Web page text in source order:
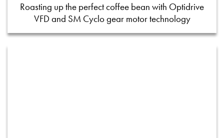
Roasting up the perfect coffee bean with Optidrive
VFD and SM Cyclo gear motor technology